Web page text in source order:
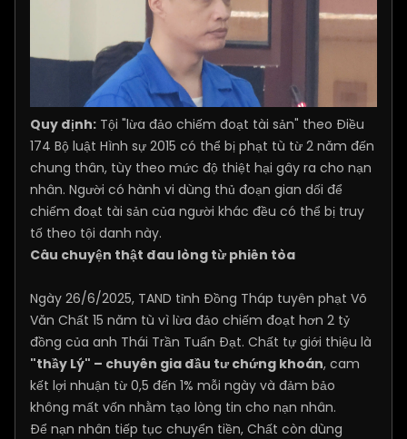
Quy định: Tội "lừa đảo chiếm đoạt tài sản" theo Điều
174 Bộ luật Hình sự 2015 có thể bị phạt tù từ 2 năm đến
chung thân, tùy theo mức độ thiệt hại gây ra cho nạn
nhân. Người có hành vi dùng thủ đoạn gian dối để
chiếm đoạt tài sản của người khác đều có thể bị truy
tố theo tội danh này.
Câu chuyện thật đau lòng từ phiên tòa
Ngày 26/6/2025, TAND tỉnh Đồng Tháp tuyên phạt Võ
Văn Chất 15 năm tù vì lừa đảo chiếm đoạt hơn 2 tỷ
đồng của anh Thái Trần Tuấn Đạt. Chất tự giới thiệu là
"thầy Lý" – chuyên gia đầu tư chứng khoán, cam
kết lợi nhuận từ 0,5 đến 1% mỗi ngày và đảm bảo
không mất vốn nhằm tạo lòng tin cho nạn nhân.
Để nạn nhân tiếp tục chuyển tiền, Chất còn dùng